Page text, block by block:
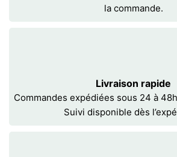
la commande.
Livraison rapide
Commandes expédiées sous 24 à
Suivi disponible dès